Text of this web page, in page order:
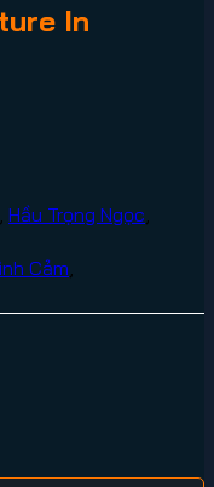
In
Hầu Trọng Ngọc
Cảm